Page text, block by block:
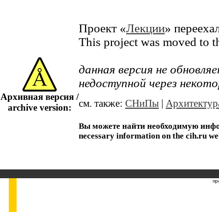
Архивная версия /
archive version:
Проект «Лекции»
This project was moved to
данная версия не
недоступной через
см. также: СНиПы
Вы можете найти необходимую
necessary information on the cih.ru